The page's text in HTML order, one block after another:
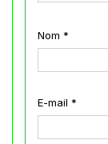
Nom *
E-mail *